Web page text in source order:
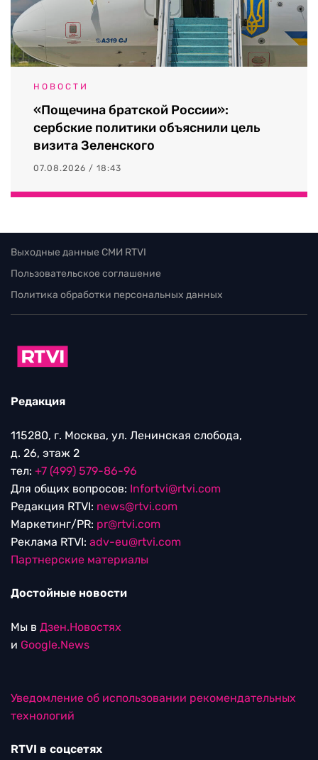
НОВОСТИ
«Пощечина братской России»:
сербские политики объяснили цель
визита Зеленского
07.08.2026 / 18:43
Выходные данные СМИ RTVI
Пользовательское соглашение
Политика обработки персональных данных
Редакция
115280, г. Москва, ул. Ленинская слобода,
д. 26, этаж 2
тел: +7 (499) 579-86-96
Для общих вопросов: Infortvi@rtvi.com
Редакция RTVI: news@rtvi.com
Маркетинг/PR: pr@rtvi.com
Реклама RTVI: adv-eu@rtvi.com
Партнерские материалы
Достойные новости
Мы в Дзен.Новостях
и Google.News
Уведомление об использовании рекомендательных
технологий
RTVI в соцсетях